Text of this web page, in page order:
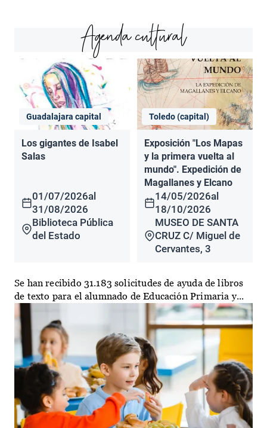
Agenda cultural
Guadalajara capital
Los gigantes de Isabel
Salas
01/07/2026al
31/08/2026
Biblioteca Pública
del Estado
Toledo (capital)
Exposición "Los Mapas
y la primera vuelta al
mundo". Expedición de
Magallanes y Elcano
14/05/2026al
18/10/2026
MUSEO DE SANTA
CRUZ C/ Miguel de
Cervantes, 3
Se han recibido 31.183 solicitudes de ayuda de libros
de texto para el alumnado de Educación Primaria y...